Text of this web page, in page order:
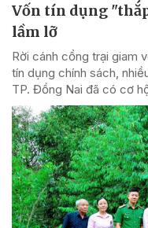
Vốn tín dụng
lầm lỡ
Rời cánh cổng trại giam
tín dụng chính sách,
TP. Đồng Nai đã có cơ